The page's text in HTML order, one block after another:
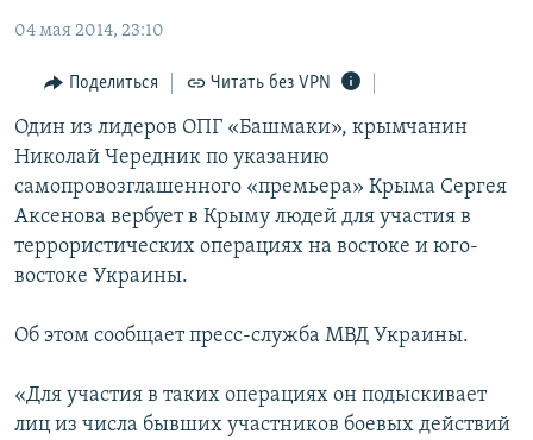
Вернутся
поискуИНФОГРАФИКА
ТЕЛЕПРОЕКТ КРЫМ.РЕАЛИИ
СОВЕТЫ ПРАВОЗАЩИТНИКОВ
ПРОПАВШИЕ БЕЗ ВЕСТИ
ПОБЕДИТЕЛЕЙ НЕ СУДЯТ?
ELIFBE
УКРАИНСКАЯ ПРОБЛЕМА КРЫМА
РАДІО СВОБОДА
КАК ОБОЙТИ БЛОКИРОВКУ
Українською
Qırımtatar
ПРИСОЕДИНЯЙТЕСЬ!
Все сайты RFE/RL
04 мая 2014, 23:10
Поделиться Читать без VPN
Один из лидеров ОПГ «Башмаки», крымчанин
Николай Чередник по указанию
самопровозглашенного «премьера» Крыма Сергея
Аксенова вербует в Крыму людей для участия в
террористических операциях на востоке и юго-
востоке Украины.
Об этом сообщает пресс-служба МВД Украины.
«Для участия в таких операциях он подыскивает
лиц из числа бывших участников боевых действий